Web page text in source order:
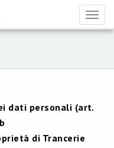
dati personali (art.
di Trancerie